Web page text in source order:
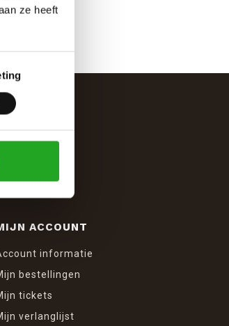
ze heeft
ACCOUNT
informatie
bestellingen
tickets
verlanglijst